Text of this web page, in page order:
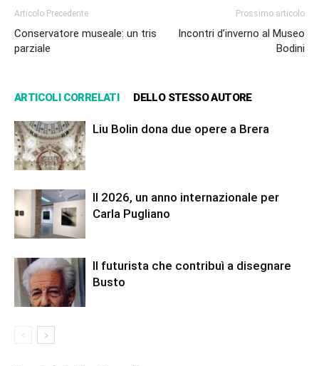
Articolo Precedente
Conservatore museale: un tris
parziale
Prossimo articolo
Incontri d’inverno al Museo
Bodini
ARTICOLI CORRELATI DELLO STESSO AUTORE
Liu Bolin dona due opere a Brera
Il 2026, un anno internazionale per
Carla Pugliano
Il futurista che contribuì a disegnare
Busto